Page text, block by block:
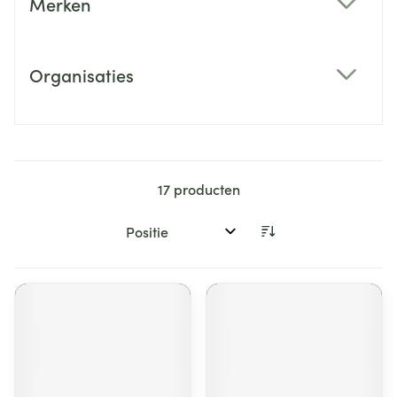
Organisaties
17producten
Sorteer op: